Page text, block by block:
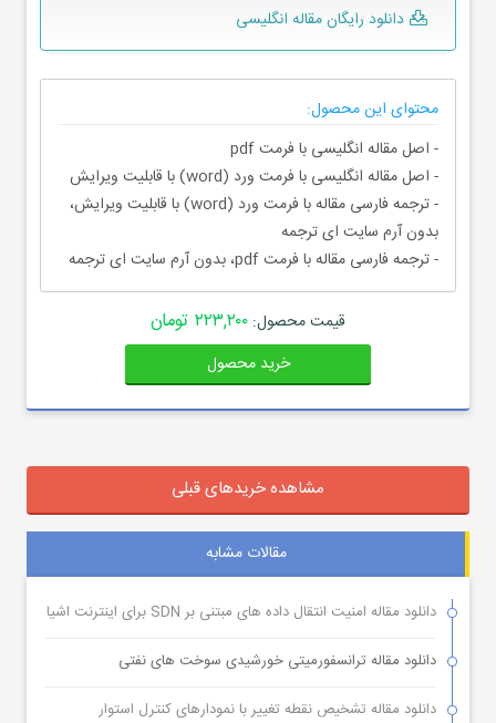
دانلود رایگان مقاله انگلیسی
محتوای این محصول:
- اصل مقاله انگلیسی با فرمت pdf
- اصل مقاله انگلیسی با فرمت ورد (word) با قابلیت ویرایش
- ترجمه فارسی مقاله با فرمت ورد (word) با قابلیت ویرایش،
بدون آرم سایت ای ترجمه
- ترجمه فارسی مقاله با فرمت pdf، بدون آرم سایت ای ترجمه
قیمت محصول: ۲۲۳,۲۰۰ تومان
خرید محصول
مشاهده خریدهای قبلی
مقالات مشابه
دانلود مقاله امنیت انتقال داده های مبتنی بر SDN برای اینترنت اشیا
دانلود مقاله ترانسفورمیتی خورشیدی سوخت های نفتی
دانلود مقاله تشخیص نقطه تغییر با نمودارهای کنترل استوار